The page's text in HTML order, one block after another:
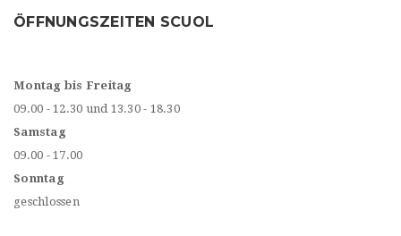
ÖFFNUNGSZEITEN SCUOL
Montag bis Freitag
09.00 - 12.30 und 13.30 - 18.30
Samstag
09.00 - 17.00
Sonntag
geschlossen